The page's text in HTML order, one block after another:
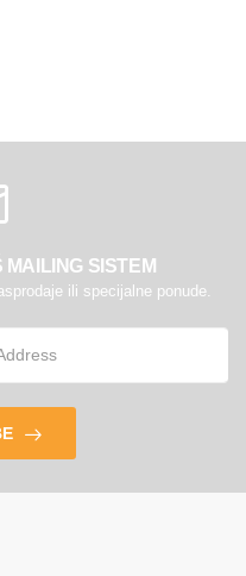
SISTEM
ili specijalne ponude.